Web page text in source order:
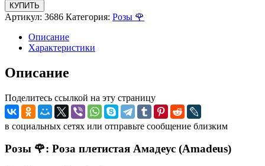
КУПИТЬ
Артикул: 3686 Категория: Розы 🌹
Описание
Характеристики
Описание
Поделитесь ссылкой на эту страницу
в социальных сетях или отправьте сообщение близким
Розы 🌹: Роза плетистая Амадеус (Amadeus)